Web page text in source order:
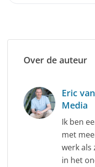
Over de auteur
Eric
Media
Ik ben
met
werk als
in het